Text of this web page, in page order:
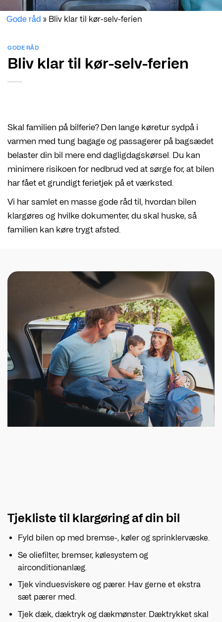
GODE RÅD
Bliv klar til kør-selv-ferien
Gode råd » Bliv klar til kør-selv-ferien
Skal familien på bilferie? Den lange køretur sydpå i
varmen med tung bagage og passagerer på bagsædet
belaster din bil mere end dagligdagskørsel. Du kan
minimere risikoen for nedbrud ved at sørge for, at bilen
har fået et grundigt ferietjek på et værksted.
Vi har samlet en masse gode råd til, hvordan bilen
klargøres og hvilke dokumenter, du skal huske, så
familien kan køre trygt afsted.
Tjekliste til klargøring af din bil
Fyld bilen op med bremse-, køler og sprinklervæske.
Se oliefilter, bremser, kølesystem og
airconditionanlæg.
Tjek vinduesviskere og pærer. Hav gerne et ekstra
sæt pærer med.
Tjek dæk, dæktryk og dækmønster. Dæktrykket skal